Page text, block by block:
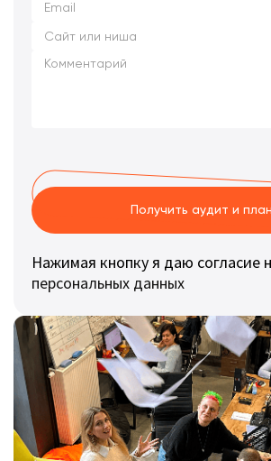
Получить аудит и план
Нажимая кнопку я даю согласие
персональных данных